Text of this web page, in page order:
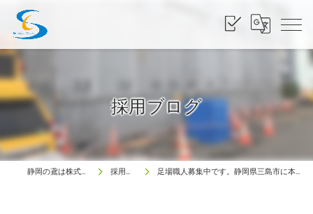
採用ブログ
静岡の鳶は株式会社下田組 採用ブログ 足場職人募集中です。静岡県三島市に本社を置く㈱下田組です。